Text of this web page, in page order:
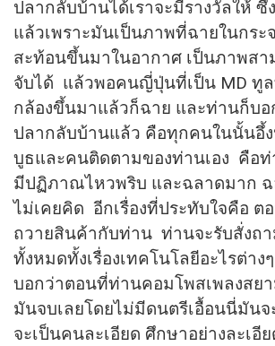
ปลากลับบ้านได้เราจะมีรางวัลให้
แล้วเพราะมันเป็นภาพที่ฉายในกระ
สะท้อนขึ้นมาในอากาศ เป็นภาพสา
จับได้ แล้วพอคนญี่ปุ่นที่เป็น MD ทู
กล้องขึ้นมาแล้วก็ฉาย และท่านก็บอ
ปลากลับบ้านแล้ว คือทุกคนในนั้นอึ้
บูธและคนติดตามของท่านเอง คือ
มีปฏิภาณไหวพริบ และฉลาดมาก ฉ
ไม่เคยคิด อีกเรื่องที่ประทับใจคือ ต
ถวายสินค้ากับท่าน ท่านจะรับสั่งถา
ทั้งหมดทั้งเรื่องเทคโนโลยีอะไรต่า
บอกว่าตอนที่ท่านคอมโพสเพลงสย
มันจบเลยโดยไม่มีดนตรีเอื้อนนี่มัน
จะเป็นคนละเอียด ศึกษาอย่างละเอี